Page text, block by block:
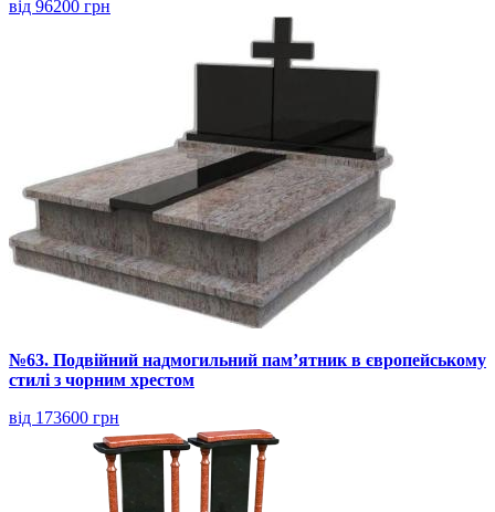
від 96200 грн
№63. Подвійний надмогильний пам’ятник в європейському
стилі з чорним хрестом
від 173600 грн